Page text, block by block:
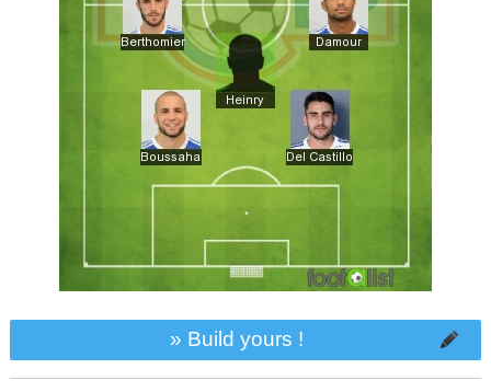
» Build yours !